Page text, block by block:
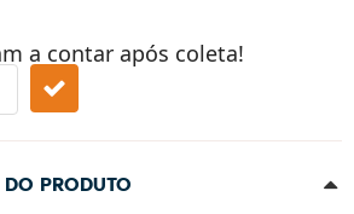
a contar após coleta!
PRODUTO